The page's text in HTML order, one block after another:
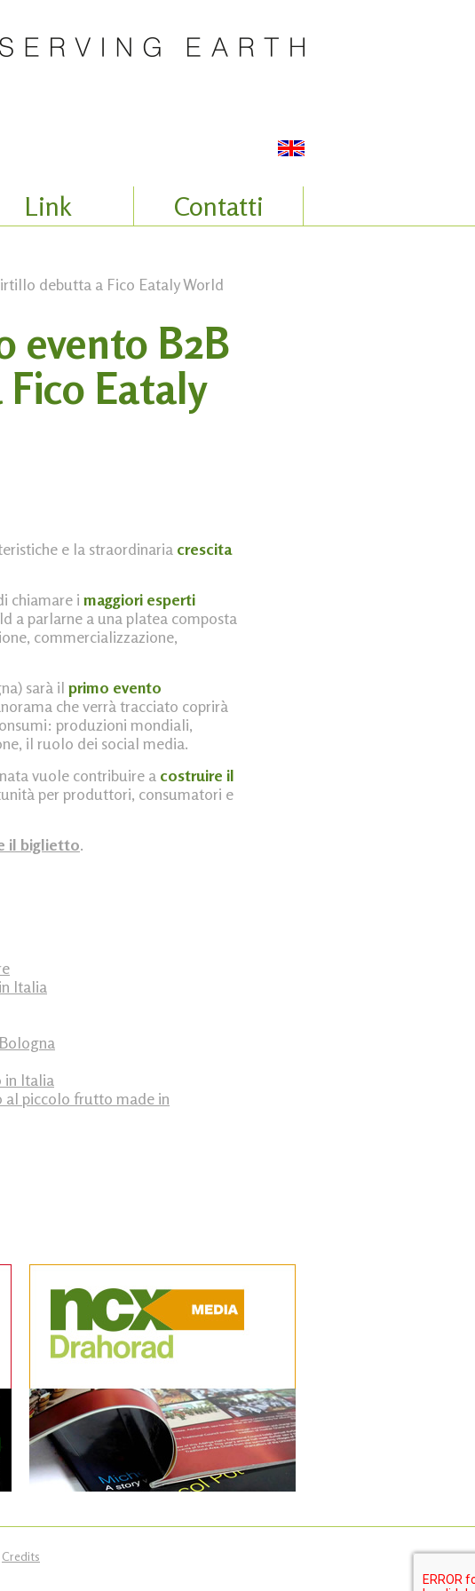
Link Contatti
debutta a Fico Eataly World
evento B2B
Eataly
e la straordinaria crescita
chiamare i maggiori esperti
a parlarne a una platea composta
commercializzazione,
sarà il primo evento
che verrà tracciato coprirà
produzioni mondiali,
il ruolo dei social media.
vuole contribuire a costruire il
per produttori, consumatori e
il biglietto.
Italia
in Italia
al piccolo frutto made in
Credits